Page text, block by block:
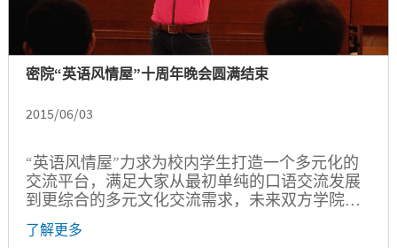
密院“英语风情屋”十周年晚会圆满结束
2015/06/03
“英语风情屋”力求为校内学生打造一个多元化的
交流平台，满足大家从最初单纯的口语交流发展
到更综合的多元文化交流需求，未来双方学院研
究生会将在现有的基础上，进行更深远的合作，
将“英语风情屋”打造为校级的品牌活动。
了解更多